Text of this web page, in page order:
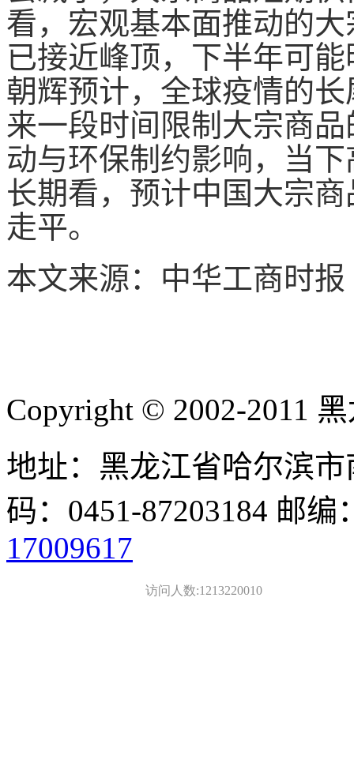
看，宏观基本面推动的
已接近峰顶，下半年可
朝辉预计，全球疫情的
来一段时间限制大宗商
动与环保制约影响，当
长期看，预计中国大宗
走平。
本文来源：中华工商时报
Copyright © 2002-2011
地址：黑龙江省哈尔滨
码：0451-87203184 邮编
17009617